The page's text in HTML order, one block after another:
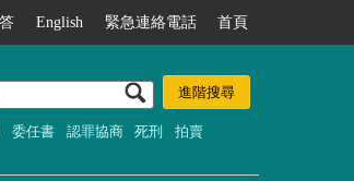
English 緊急連絡電話 首頁
委任書 認罪協商 死刑 拍賣